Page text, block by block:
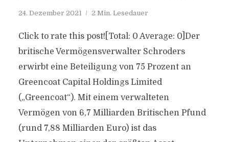
24. Dezember 2021 2 Min. Lesedauer
Click to rate this post![Total: 0 Average: 0]Der
britische Vermögensverwalter Schroders
erwirbt eine Beteiligung von 75 Prozent an
Greencoat Capital Holdings Limited
(„Greencoat“). Mit einem verwalteten
Vermögen von 6,7 Milliarden Britischen Pfund
(rund 7,88 Milliarden Euro) ist das